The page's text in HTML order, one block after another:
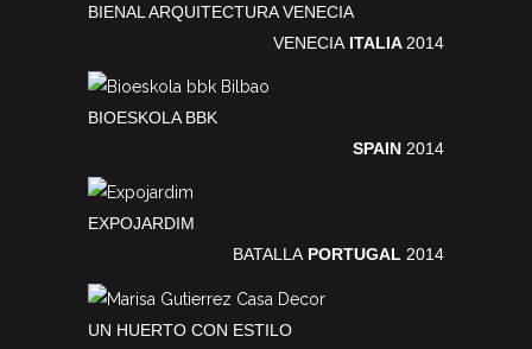
BIENAL ARQUITECTURA VENECIA
VENECIA ITALIA 2014
BIOESKOLA BBK
SPAIN 2014
EXPOJARDIM
BATALLAPORTUGAL 2014
UN HUERTO CON ESTILO